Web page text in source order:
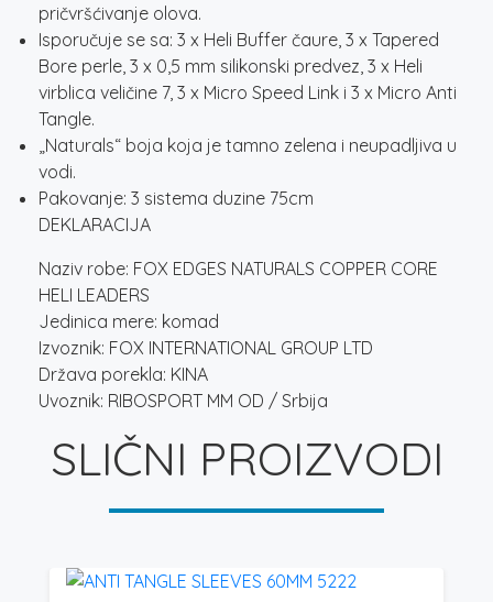
pričvršćivanje olova.
Isporučuje se sa: 3 x Heli Buffer čaure, 3 x Tapered
Bore perle, 3 x 0,5 mm silikonski predvez, 3 x Heli
virblica veličine 7, 3 x Micro Speed ​​Link i 3 x Micro Anti
Tangle.
„Naturals“ boja koja je tamno zelena i neupadljiva u
vodi.
Pakovanje: 3 sistema duzine 75cm
DEKLARACIJA
Naziv robe: FOX EDGES NATURALS COPPER CORE
HELI LEADERS
Jedinica mere: komad
Izvoznik: FOX INTERNATIONAL GROUP LTD
Država porekla: KINA
Uvoznik: RIBOSPORT MM OD / Srbija
SLIČNI PROIZVODI